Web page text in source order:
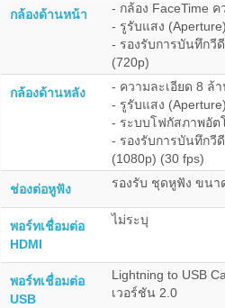
กล้องด้านหน้า
- กล้อง FaceTime
- รูรับแสง
- รองรับการบันทึกวี
(720p)
กล้องด้านหลัง
- ความละเอียด 8 ล้
- รูรับแสง
- ระบบโฟกัสภาพอัต
- รองรับการบันทึกวี
(1080p) (30 fps)
ช่องต่อหูฟัง รองรับ ชุดหูฟัง ขนา
พอร์ทเชื่อมต่อ
HDMI
ไม่ระบุ
พอร์ทเชื่อมต่อ
USB
Lightning to USB
เวอร์ชัน 2.0